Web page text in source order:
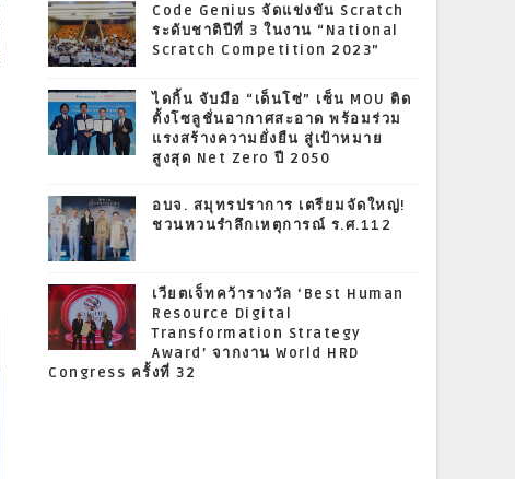
Code Genius จัดแข่งขัน Scratch
ระดับชาติปีที่ 3 ในงาน “National
Scratch Competition 2023”
ไดกิ้น จับมือ “เด็นโซ่” เซ็น MOU ติด
ตั้งโซลูชั่นอากาศสะอาด พร้อมร่วม
แรงสร้างความยั่งยืน สู่เป้าหมาย
สูงสุด Net Zero ปี 2050
อบจ. สมุทรปราการ เตรียมจัดใหญ่!
ชวนหวนรำลึกเหตุการณ์ ร.ศ.112
เวียตเจ็ทคว้ารางวัล ‘Best Human
Resource Digital
Transformation Strategy
Award’ จากงาน World HRD
Congress ครั้งที่ 32